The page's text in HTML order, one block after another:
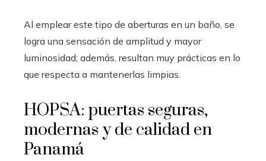
Al emplear este tipo de aberturas en un baño, se
logra una sensación de amplitud y mayor
luminosidad; además, resultan muy prácticas en lo
que respecta a mantenerlas limpias.
HOPSA: puertas seguras,
modernas y de calidad en
Panamá